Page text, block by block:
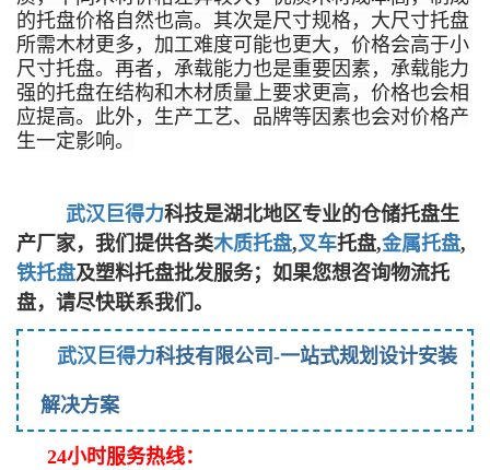
的托盘价格自然也高。其次是尺寸规格，大尺寸托盘
所需木材更多，加工难度可能也更大，价格会高于小
尺寸托盘。再者，承载能力也是重要因素，承载能力
强的托盘在结构和木材质量上要求更高，价格也会相
应提高。此外，生产工艺、品牌等因素也会对价格产
生一定影响。
武汉巨得力科技是湖北地区专业的仓储托盘生
产厂家，我们提供各类木质托盘,叉车托盘,金属托盘,
铁托盘及塑料托盘批发服务；如果您想咨询物流托
盘，请尽快联系我们。
武汉巨得力科技有限公司-一站式规划设计安装
解决方案
24小时服务热线：